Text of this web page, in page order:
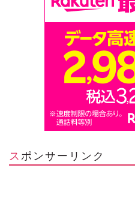
スポンサーリンク